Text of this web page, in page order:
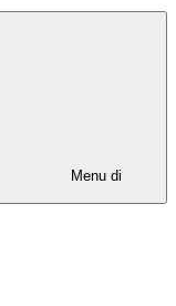
Menu di